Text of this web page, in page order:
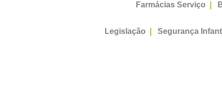
Farmácias Serviço
Legislação Segurança